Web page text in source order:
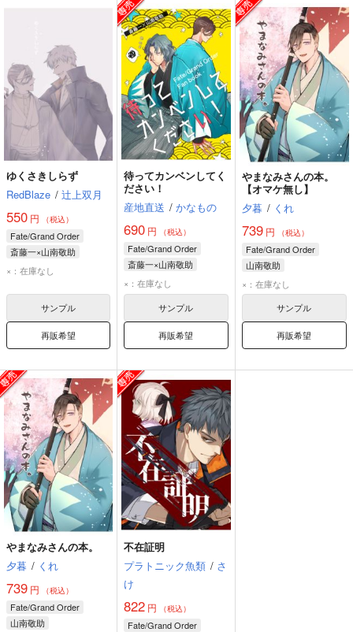
ゆくさきしらず
RedBlaze / 辻上双月
550 円 （税込）
Fate/Grand Order
斎藤一×山南敬助
斎藤一
山南敬助
×：在庫なし
サンプル
再販希望
待ってカンベンしてく
ださい！
産地直送 / かなもの
690 円 （税込）
Fate/Grand Order
斎藤一×山南敬助
山南敬助
×：在庫なし
サンプル
再販希望
やまなみさんの本。
【オマケ無し】
夕暮 / くれ
739円 （税込）
Fate/Grand Order
山南敬助
×：在庫なし
サンプル
再販希望
やまなみさんの本。
夕暮 / くれ
739 円 （税込）
Fate/Grand Order
山南敬助
不在証明
プラトニック魚類 / さ
け
822 円 （税込）
Fate/Grand Order